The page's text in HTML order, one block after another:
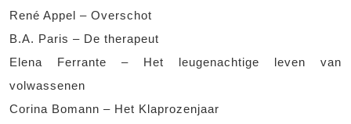
René Appel – Overschot
B.A. Paris – De therapeut
Elena Ferrante – Het leugenachtige leven van
volwassenen
Corina Bomann – Het Klaprozenjaar